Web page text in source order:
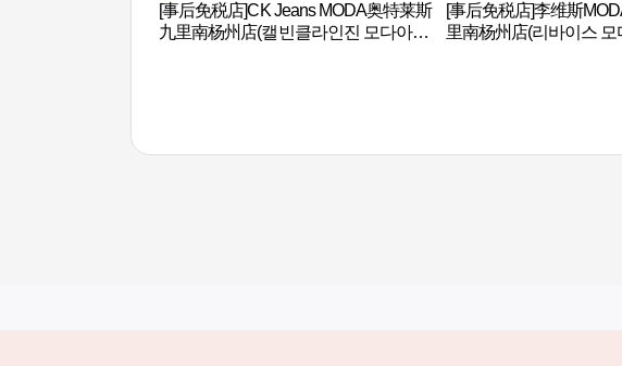
[事后免税店]CK Jeans MODA奥特莱斯
九里南杨州店(캘빈클라인진 모다아울
[事后免税店]李维斯
里南杨州店(리바이스 모